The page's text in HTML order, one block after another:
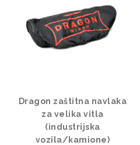
Dragon zaštitna navlaka
za velika vitla
(industrijska
vozila/kamione)